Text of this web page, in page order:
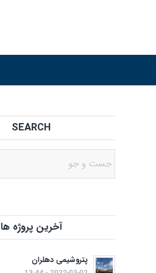
SEARCH
آخرین پروژه ها
پتروشیمی دهلران